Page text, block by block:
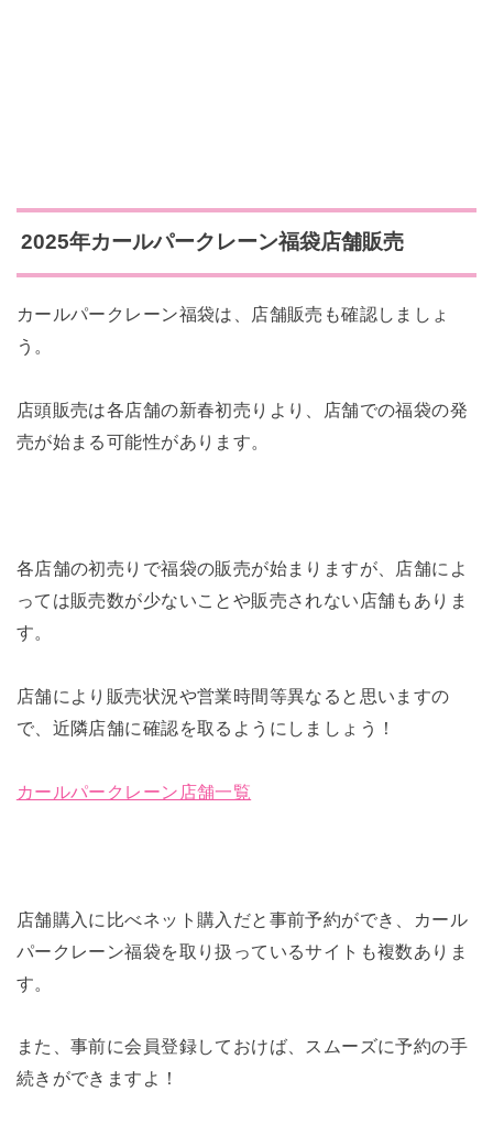
2025年カールパークレーン福袋店舗販売
カールパークレーン福袋は、店舗販売も確認しましょ
う。
店頭販売は各店舗の新春初売りより、店舗での福袋の発
売が始まる可能性があります。
各店舗の初売りで福袋の販売が始まりますが、店舗によ
っては販売数が少ないことや販売されない店舗もありま
す。
店舗により販売状況や営業時間等異なると思いますの
で、近隣店舗に確認を取るようにしましょう！
カールパークレーン店舗一覧
店舗購入に比べネット購入だと事前予約ができ、カール
パークレーン福袋を取り扱っているサイトも複数ありま
す。
また、事前に会員登録しておけば、スムーズに予約の手
続きができますよ！